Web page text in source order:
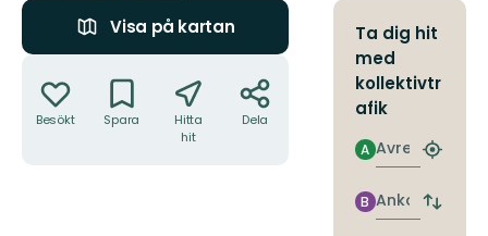
Visa på kartan
Besökt Spara
Hitta
hit
Dela
Ta dig hit
med
kollektivtr
afik
Avresa
A
Hitta
Ankomst
B
Byt